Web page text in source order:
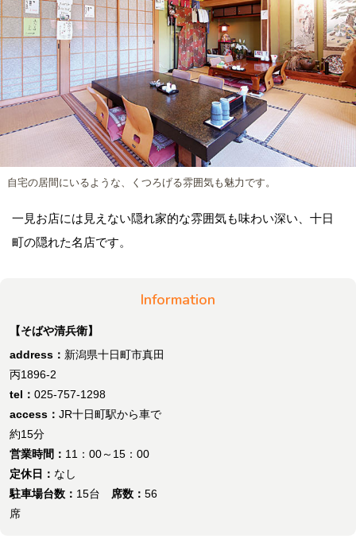
自宅の居間にいるような、くつろげる雰囲気も魅力です。
一見お店には見えない隠れ家的な雰囲気も味わい深い、十日
町の隠れた名店です。
Information
【そばや清兵衛】
address： 新潟県十日町市真田
丙1896-2
tel： 025-757-1298
access： JR十日町駅から車で
約15分
営業時間： 11：00～15：00
定休日： なし
駐車場台数： 15台 席数： 56
席